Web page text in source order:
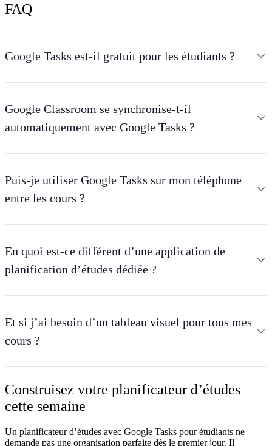
FAQ
Google Tasks est-il gratuit pour les étudiants ?
Google Classroom se synchronise-t-il
automatiquement avec Google Tasks ?
Puis-je utiliser Google Tasks sur mon téléphone
entre les cours ?
En quoi est-ce différent d’une application de
planification d’études dédiée ?
Et si j’ai besoin d’un tableau visuel pour tous mes
cours ?
Construisez votre planificateur d’études
cette semaine
Un planificateur d’études avec Google Tasks pour étudiants ne
demande pas une organisation parfaite dès le premier jour. Il